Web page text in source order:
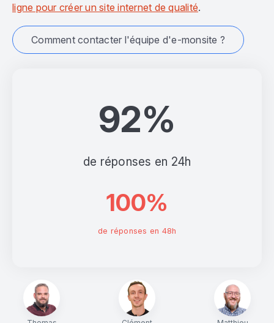
92%
de réponses en 24h
100%
de réponses en 48h
ligne pour créer un site internet de qualité.
Comment contacter l'équipe d'e-monsite ?